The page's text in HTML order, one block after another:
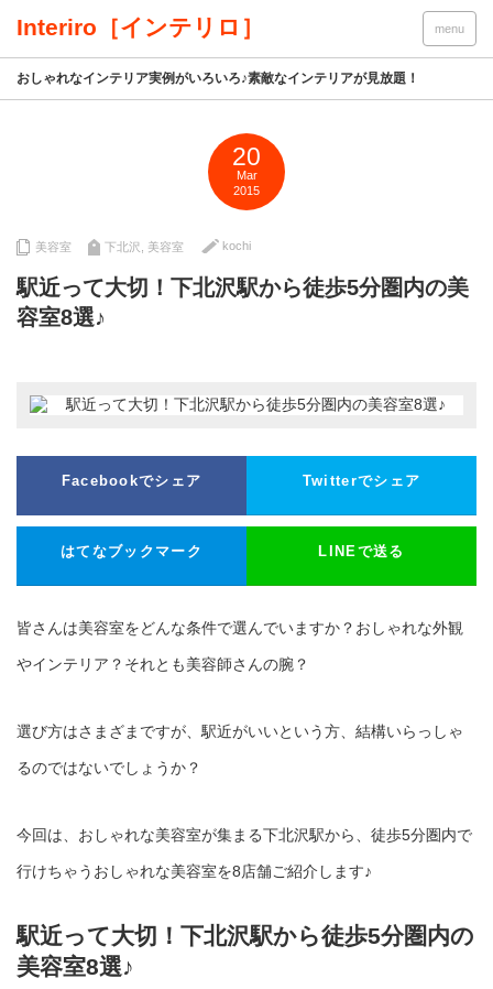
Interiro［インテリロ］ menu
おしゃれなインテリア実例がいろいろ♪素敵なインテリアが見放題！
20
Mar
2015
美容室 下北沢 美容室 kochi
駅近って大切！下北沢駅から徒歩5分圏内の美
容室8選♪
Facebookでシェア Twitterでシェア
はてなブックマーク LINEで送る
皆さんは美容室をどんな条件で選んでいますか？おしゃれな外観
やインテリア？それとも美容師さんの腕？
選び方はさまざまですが、駅近がいいという方、結構いらっしゃ
るのではないでしょうか？
今回は、おしゃれな美容室が集まる下北沢駅から、徒歩5分圏内で
行けちゃうおしゃれな美容室を8店舗ご紹介します♪
駅近って大切！下北沢駅から徒歩5分圏内の
美容室8選♪